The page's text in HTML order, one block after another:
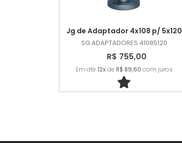
Jg de Adaptador 4x108 p/ 5x120
SG ADAPTADORES 41085120
R$ 755,00
Em até 12xde R$ 89,60 com juros